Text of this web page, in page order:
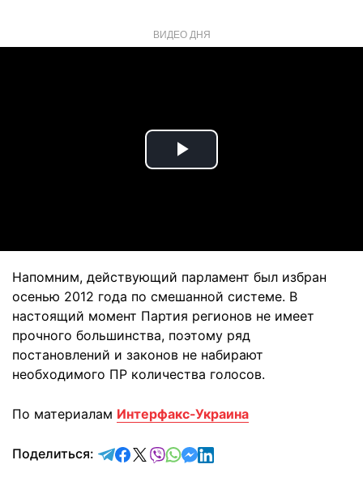
ВИДЕО ДНЯ
Play
Напомним, действующий парламент был избран
осенью 2012 года по смешанной системе. В
настоящий момент Партия регионов не имеет
прочного большинства, поэтому ряд
постановлений и законов не набирают
необходимого ПР количества голосов.
По материалам Интерфакс-Украина
Поделиться: отправить в Telegram
поделиться в Facebook
поделиться в X
отправить в Viber
отправить в Whatsapp
отправить в Messenger
отправить в LinkedIn